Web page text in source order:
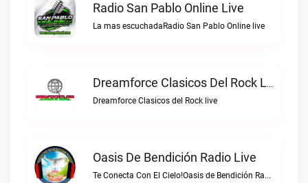
Radio San Pablo Online Live
La mas escuchadaRadio San Pablo Online live
Dreamforce Clasicos Del Rock Live
Dreamforce Clasicos del Rock live
Oasis De Bendición Radio Live
Te Conecta Con El Cielo!Oasis de Bendición Radio live